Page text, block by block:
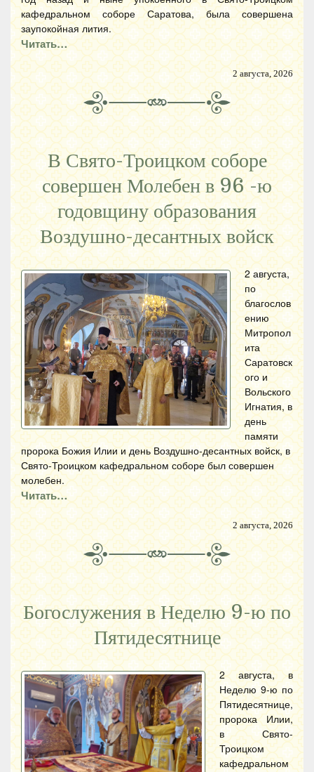
кафедральном соборе Саратова, была совершена
заупокойная лития.
Читать…
2 августа, 2026
В Свято-Троицком соборе
совершен Молебен в 96 -ю
годовщину образования
Воздушно-десантных войск
2 августа,
по
благослов
ению
Митропол
ита
Саратовск
ого и
Вольского
Игнатия, в
день
памяти
пророка Божия Илии и день Воздушно-десантных войск, в
Свято-Троицком кафедральном соборе был совершен
молебен.
Читать…
2 августа, 2026
Богослужения в Неделю 9-ю по
Пятидесятнице
2 августа, в
Неделю 9-ю по
Пятидесятнице,
пророка Илии,
в Свято-
Троицком
кафедральном